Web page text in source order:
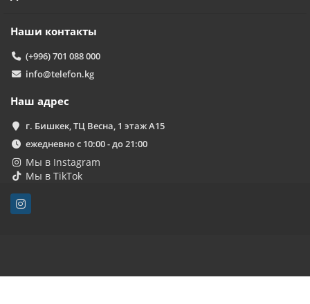
Наши контакты
(+996) 701 088 000
info@telefon.kg
Наш адрес
г. Бишкек, ТЦ Весна, 1 этаж А15
ежедневно с 10:00 - до 21:00
Мы в Instagram
Мы в TikTok